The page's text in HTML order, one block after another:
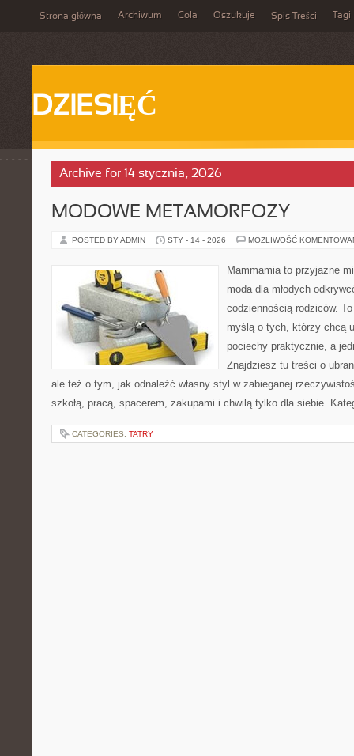
Strona główna Archiwum Cola Oszukuje Spis Treści Tagi
DZIESIĘĆ
Archive for 14 stycznia, 2026
MODOWE METAMORFOZY
POSTED BY ADMIN STY - 14 - 2026 MOŻLIWOŚĆ
Mammamia to przyjazne
moda dla młodych
codziennością rodziców.
myślą o tych, którzy chcą
pociechy praktycznie, a
Znajdziesz tu treści o
ale też o tym, jak odnaleźć własny styl w zabieganej
szkołą, pracą, spacerem, zakupami i chwilą tylko dla siebie.
CATEGORIES: TATRY